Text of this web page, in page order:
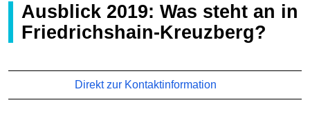
Ausblick 2019: Was steht an in
Friedrichshain-Kreuzberg?
Direkt zur Kontaktinformation